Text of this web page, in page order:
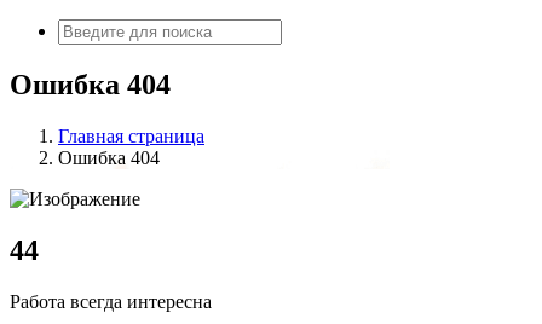
Искать:
Ошибка 404
Главная страница
Ошибка 404
44
Работа всегда интересна